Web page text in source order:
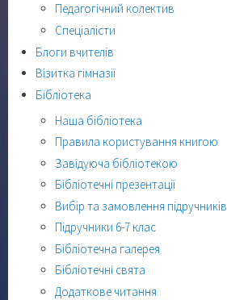
Педагогічний колектив
Спеціалісти
Блоги вчителів
Візитка гімназії
Бібліотека
Наша бібліотека
Правила користування книгою
Завідуюча бібліотекою
Бібліотечні презентації
Вибір та замовлення підручників
Підручники 6-7 клас
Бібліотечна галерея
Бібліотечні свята
Додаткове читання